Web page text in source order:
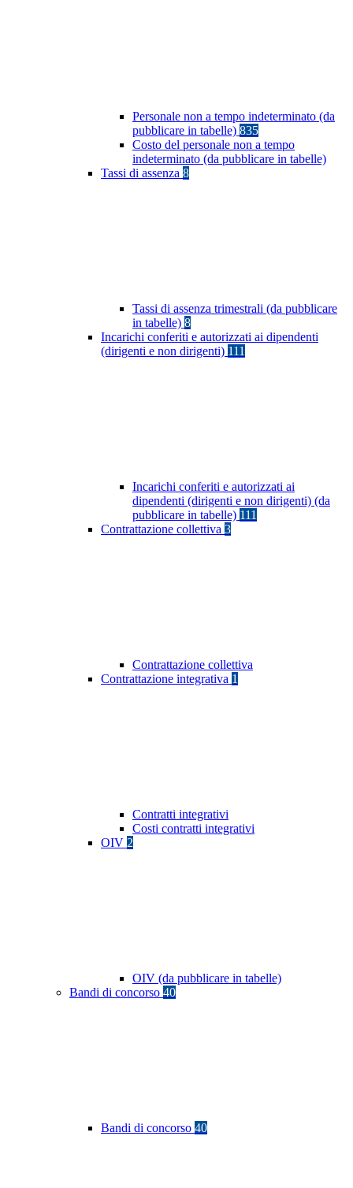
Personale non a tempo indeterminato (da
pubblicare in tabelle) 835
Costo del personale non a tempo
indeterminato (da pubblicare in tabelle)
Tassi di assenza 8
Tassi di assenza trimestrali (da pubblicare
in tabelle) 8
Incarichi conferiti e autorizzati ai dipendenti
(dirigenti e non dirigenti) 111
Incarichi conferiti e autorizzati ai
dipendenti (dirigenti e non dirigenti) (da
pubblicare in tabelle) 111
Contrattazione collettiva 3
Contrattazione collettiva
Contrattazione integrativa 1
Contratti integrativi
Costi contratti integrativi
OIV 2
OIV (da pubblicare in tabelle)
Bandi di concorso 40
Bandi di concorso 40